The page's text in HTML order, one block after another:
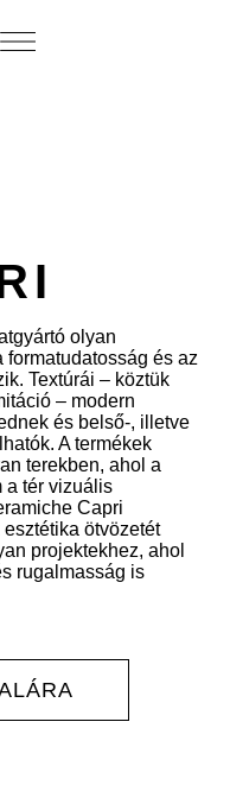
olyan
és az
Textúrái – köztük
– modern
és belső-, illetve
A termékek
terekben, ahol a
a tér vizuális
Capri
ötvözetét
projektekhez, ahol
rugalmasság is